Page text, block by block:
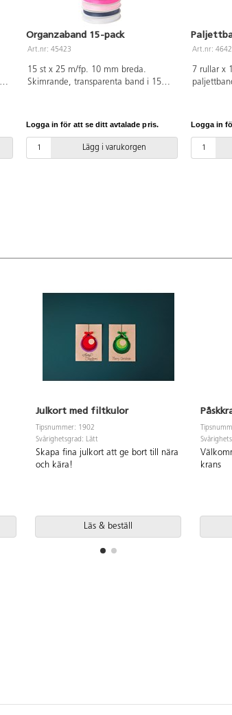
Organzaband 15-pack
Art.nr: 45423
15 st x 25 m/fp. 10 mm breda.
Skimrande, transparenta band i 15
Logga in för att se ditt avtalade pris.
Lägg i varukorgen
Art.nr:
7 rullar x
på tyg
Logga in
Julkort med filtkulor
Tipsnummer: 1902
Svårighetsgrad: Lätt
Skapa fina julkort att ge bort till nära
och kära!
Läs & beställ
krans